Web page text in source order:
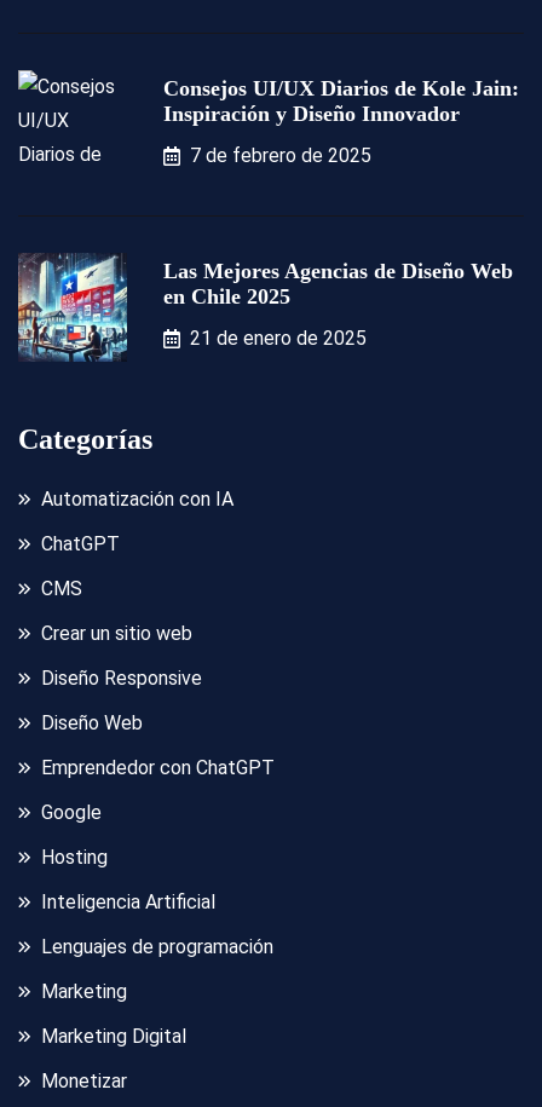
Consejos UI/UX Diarios de Kole Jain:
Inspiración y Diseño Innovador
7 de febrero de 2025
Las Mejores Agencias de Diseño Web
en Chile 2025
21 de enero de 2025
Categorías
Automatización con IA
ChatGPT
CMS
Crear un sitio web
Diseño Responsive
Diseño Web
Emprendedor con ChatGPT
Google
Hosting
Inteligencia Artificial
Lenguajes de programación
Marketing
Marketing Digital
Monetizar